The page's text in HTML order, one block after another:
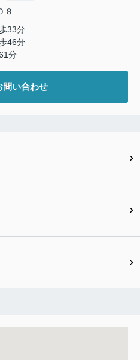
８
33分
46分
分
問い合わせ